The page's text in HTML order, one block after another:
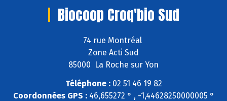
Biocoop Croq'bio Sud
74 rue Montréal
Zone Acti Sud
85000 La Roche sur Yon
Téléphone :02 51 46 19 82
Coordonnées GPS :46,655272 ° , -1,44628250000005 °